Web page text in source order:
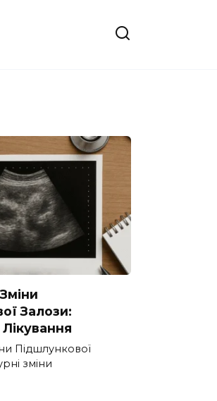
Залози:
Підшлункової
зміни